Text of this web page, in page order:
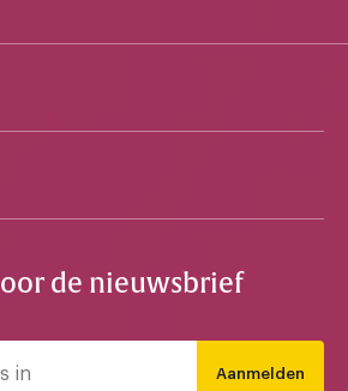
de nieuwsbrief
Aanmelden